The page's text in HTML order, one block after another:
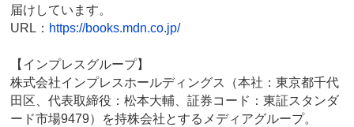
届けしています。
URL： https://books.mdn.co.jp/
【インプレスグループ】
株式会社インプレスホールディングス（本社：東京都千代
田区、代表取締役：松本大輔、証券コード：東証スタンダ
ード市場9479）を持株会社とするメディアグループ。